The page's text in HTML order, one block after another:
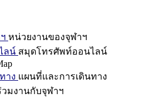
หน่วยงานของจุฬาฯ
ลน์ สมุดโทรศัพท์ออนไลน์
าง แผนที่และการเดินทาง
วมงานกับจุฬาฯ